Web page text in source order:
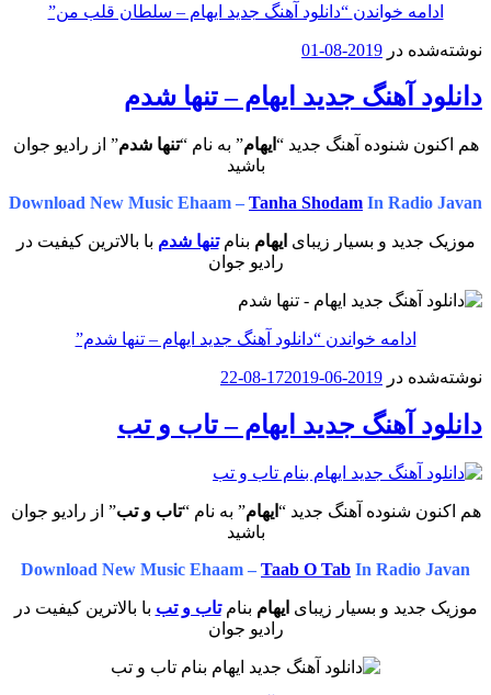
ادامه خواندن “دانلود آهنگ جدید ایهام – سلطان قلب من”
نوشته‌شده در 2019-08-01
دانلود آهنگ جدید ایهام – تنها شدم
هم اکنون شنوده آهنگ جدید “ ایهام” به نام “تنها شدم” از رادیو جوان
باشید
Download New Music Ehaam – Tanha Shodam In Radio Javan
موزیک جدید و بسیار زیبای ایهام بنامتنها شدم با بالاترین کیفیت در
رادیو جوان
ادامه خواندن “دانلود آهنگ جدید ایهام – تنها شدم”
نوشته‌شده در 2019-06-17
2019-08-22
دانلود آهنگ جدید ایهام – تاب و تب
هم اکنون شنوده آهنگ جدید “ ایهام” به نام “تاب و تب” از رادیو جوان
باشید
Download New Music Ehaam – Taab O Tab In Radio Javan
موزیک جدید و بسیار زیبای ایهام بنامتاب و تب با بالاترین کیفیت در
رادیو جوان